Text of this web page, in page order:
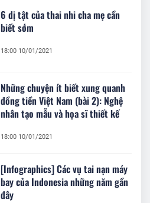
6 dị tật của thai nhi cha mẹ cần
biết sớm
18:00 10/01/2021
Những chuyện ít biết xung quanh
đồng tiền Việt Nam (bài 2): Nghệ
nhân tạo mẫu và họa sĩ thiết kế
18:00 10/01/2021
[Infographics] Các vụ tai nạn máy
bay của Indonesia những năm gần
đây